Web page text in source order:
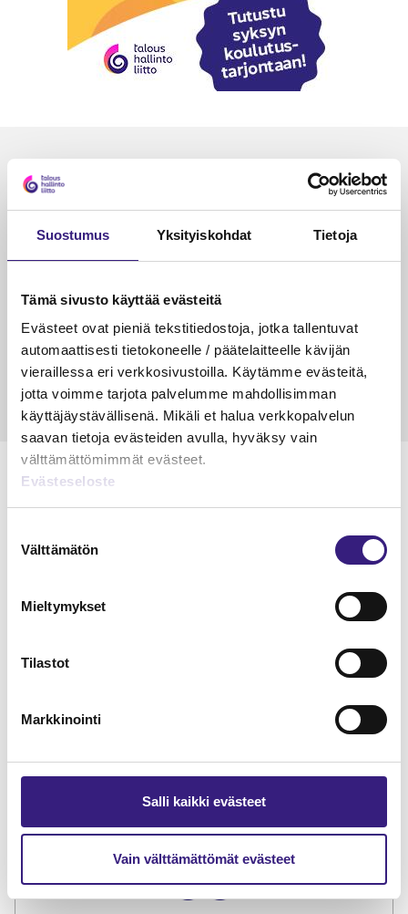
Suostumus Yksityiskohdat Tietoja
Tämä sivusto käyttää evästeitä
Evästeet ovat pieniä tekstitiedostoja, jotka tallentuvat
automaattisesti tietokoneelle / päätelaitteelle kävijän
vieraillessa eri verkkosivustoilla. Käytämme evästeitä,
jotta voimme tarjota palvelumme mahdollisimman
käyttäjäystävällisenä. Mikäli et halua verkkopalvelun
saavan tietoja evästeiden avulla, hyväksy vain
välttämättömimmät evästeet.
Evästeseloste
valinta
Välttämätön
Mieltymykset
Tilastot
Markkinointi
Salli kaikki evästeet
Vain välttämättömät evästeet
Luetuimmat
VEROTUS
Kulu­veloitukset arvon­lisä­
verotuksessa – omien kulujen
veloitus ja läpi­laskutus
Petri Salomaa
15.5.2023 10 min
lukuoikeus
TILAA TÄSTÄ